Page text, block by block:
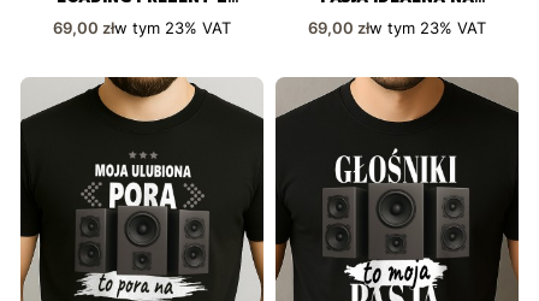
Cena brutto
69,00 złw tym 23%VAT Cena brutto
69,00 złw tym 23% VAT